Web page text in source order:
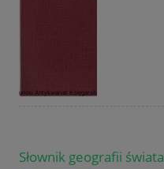
Słownik geografii świata